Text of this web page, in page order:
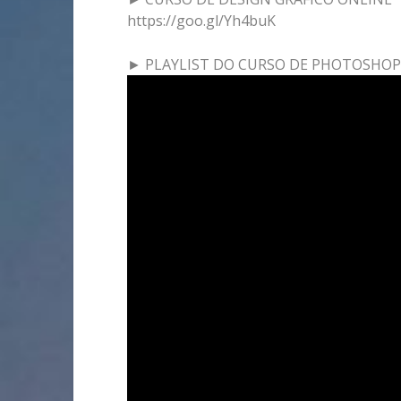
https://goo.gl/Yh4buK
► PLAYLIST DO CURSO DE